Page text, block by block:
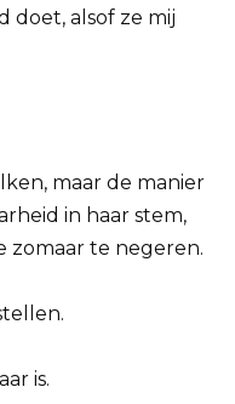
doet, alsof ze mij
maar de manier
in haar stem,
zomaar te negeren.
is.